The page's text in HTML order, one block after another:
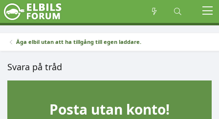
Äga elbil utan att ha tillgång till egen laddare.
Svara på tråd
Posta utan konto!